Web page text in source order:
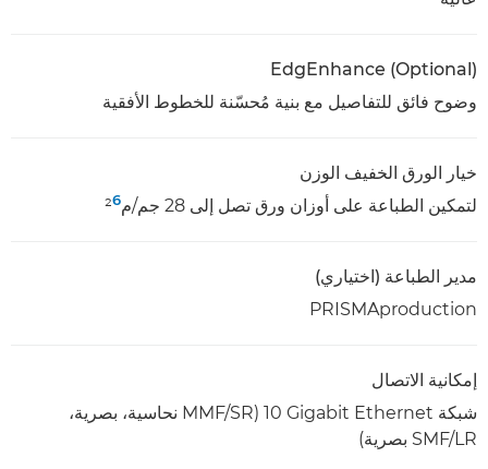
EdgEnhance (Optional)
وضوح فائق للتفاصيل مع بنية مُحسّنة للخطوط الأفقية
خيار الورق الخفيف الوزن
لتمكين الطباعة على أوزان ورق تصل إلى 28 جم/م²
6
مدير الطباعة (اختياري)
PRISMAproduction
إمكانية الاتصال
شبكة ‎10 Gigabit Ethernet ‏(MMF/SR نحاسية، بصرية،
SMF/LR بصرية)